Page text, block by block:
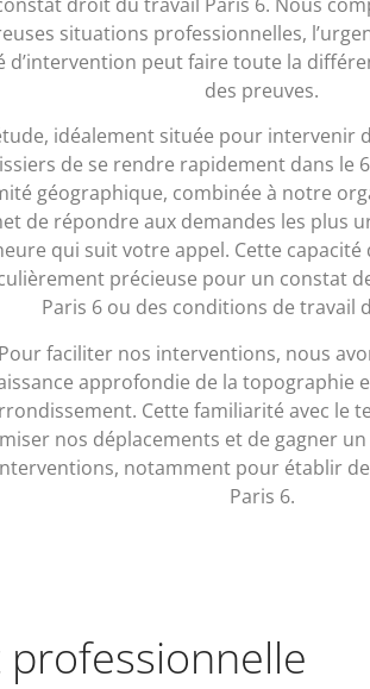
situations professionnelles,
d’intervention peut faire toute la
des preuves.
idéalement située pour intervenir
de se rendre rapidement dans le
géographique, combinée à notre
de répondre aux demandes les plus
qui suit votre appel. Cette
précieuse pour un constat
Paris 6 ou des conditions de travail
Pour faciliter nos interventions, nous
approfondie de la topographie
Cette familiarité avec le
nos déplacements et de gagner
notamment pour établir
Paris 6.